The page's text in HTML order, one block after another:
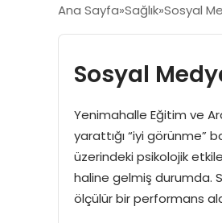
Ana Sayfa Sağlık Sosyal
Sosyal
Yenimahalle Eğitim ve
yarattığı “iyi görünme”
üzerindeki psikolojik
haline gelmiş durumda.
ölçülür bir performans